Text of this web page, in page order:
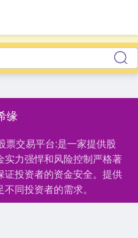
缘
票交易平台:是一家提供股
实力强悍和风险控制严格著
投资者的资金安全。提供
同投资者的需求。